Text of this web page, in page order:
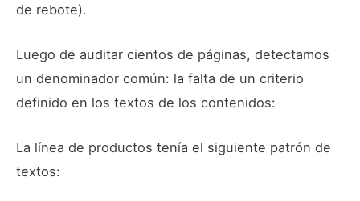
de rebote).
Luego de auditar cientos de páginas, detectamos
un denominador común: la falta de un criterio
definido en los textos de los contenidos:
La línea de productos tenía el siguiente patrón de
textos: